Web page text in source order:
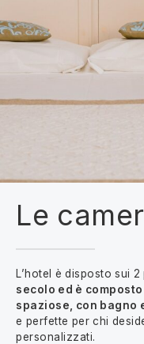
Le
L’hotel è disposto sui 2
secolo ed è
spaziose, con bagno
e perfette per chi
personalizzati.